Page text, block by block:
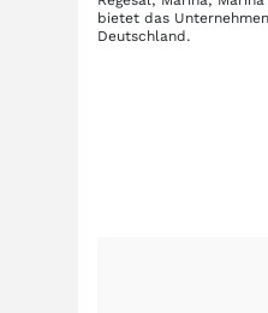
bietet das
Deutschland.